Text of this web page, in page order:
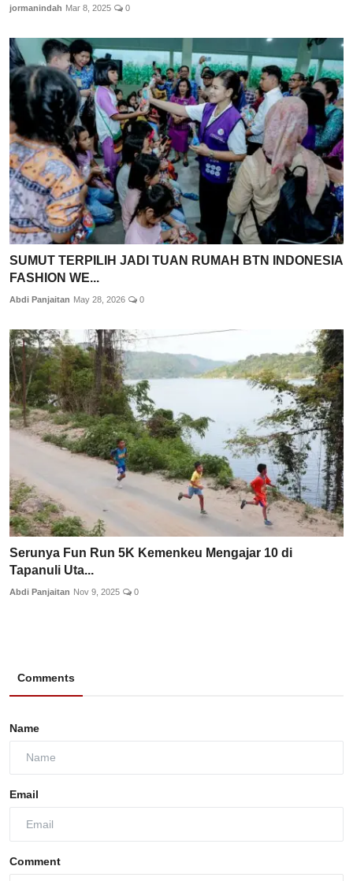
jormanindah Mar 8, 2025 0
SUMUT TERPILIH JADI TUAN RUMAH BTN INDONESIA
FASHION WE...
Abdi Panjaitan May 28, 2026 0
Serunya Fun Run 5K Kemenkeu Mengajar 10 di
Tapanuli Uta...
Abdi Panjaitan Nov 9, 2025 0
Comments
Name
Email
Comment